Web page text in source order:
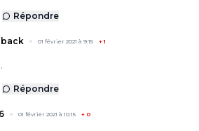
Répondre
01 février 2021 à 9:15 +1
Répondre
01 février 2021 à 10:15 + 0